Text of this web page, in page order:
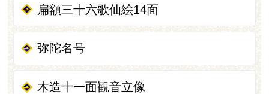
扁額三十六歌仙絵14面
弥陀名号
木造十一面観音立像